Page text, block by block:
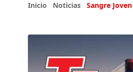
Inicio Noticias Sangre